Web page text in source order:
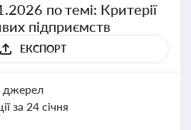
по темі: Критерії
підприємств
ЕКСПОРТ
джерел
за 24 січня